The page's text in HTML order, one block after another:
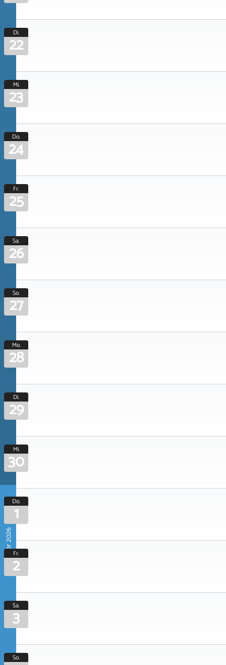
Di.
22
Mi.
23
Do.
24
Fr.
25
Sa.
26
So.
27
Mo.
28
Di.
29
Mi.
30
Oktober 2026
Do.
1
Fr.
2
Sa.
3
So.